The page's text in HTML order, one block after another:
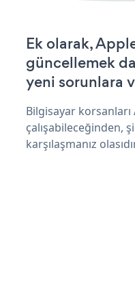
Ek olarak,
güncellemek
yeni sorunlara
Bilgisayar
çalışabileceğinden,
karşılaşmanız